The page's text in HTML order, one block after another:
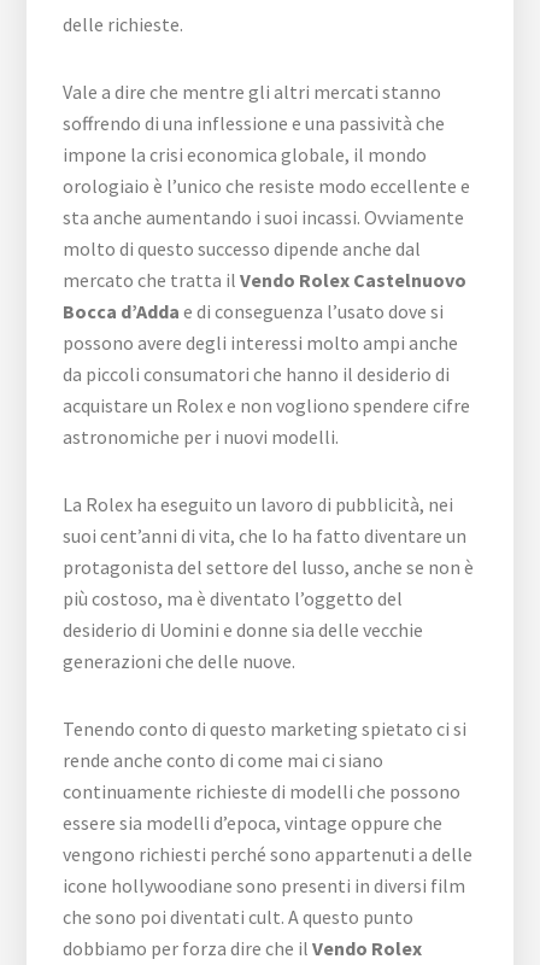
delle richieste.
Vale a dire che mentre gli altri mercati stanno
soffrendo di una inflessione e una passività che
impone la crisi economica globale, il mondo
orologiaio è l’unico che resiste modo eccellente e
sta anche aumentando i suoi incassi. Ovviamente
molto di questo successo dipende anche dal
mercato che tratta ilVendo Rolex Castelnuovo
Bocca d’Adda e di conseguenza l’usato dove si
possono avere degli interessi molto ampi anche
da piccoli consumatori che hanno il desiderio di
acquistare un Rolex e non vogliono spendere cifre
astronomiche per i nuovi modelli.
La Rolex ha eseguito un lavoro di pubblicità, nei
suoi cent’anni di vita, che lo ha fatto diventare un
protagonista del settore del lusso, anche se non è
più costoso, ma è diventato l’oggetto del
desiderio di Uomini e donne sia delle vecchie
generazioni che delle nuove.
Tenendo conto di questo marketing spietato ci si
rende anche conto di come mai ci siano
continuamente richieste di modelli che possono
essere sia modelli d’epoca, vintage oppure che
vengono richiesti perché sono appartenuti a delle
icone hollywoodiane sono presenti in diversi film
che sono poi diventati cult. A questo punto
dobbiamo per forza dire che ilVendo Rolex